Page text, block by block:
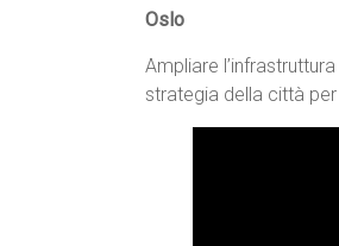
Oslo
Ampliare
strategia della città